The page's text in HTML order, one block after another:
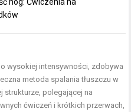
nóg: Ćwiczenia na
o wysokiej intensywności, zdobywa
metoda spalania tłuszczu w
strukturze, polegającej na
ćwiczeń i krótkich przerwach,